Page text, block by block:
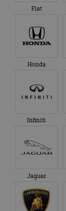
Fiat
Honda
Infiniti
Jaguar